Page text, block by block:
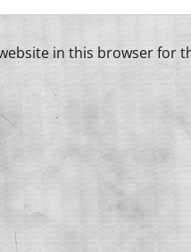
in this browser for